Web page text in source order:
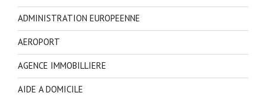
ADMINISTRATION EUROPEENNE
AEROPORT
AGENCE IMMOBILLIERE
AIDE A DOMICILE